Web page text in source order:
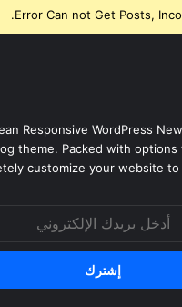
Error Can not Get Posts,
Responsive WordPress
theme. Packed with
customize your website to